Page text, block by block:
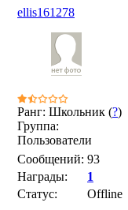
ellis161278
Ранг: Школьник (?)
Группа:
Пользователи
Сообщений: 93
Награды:
1
Статус:
Offline